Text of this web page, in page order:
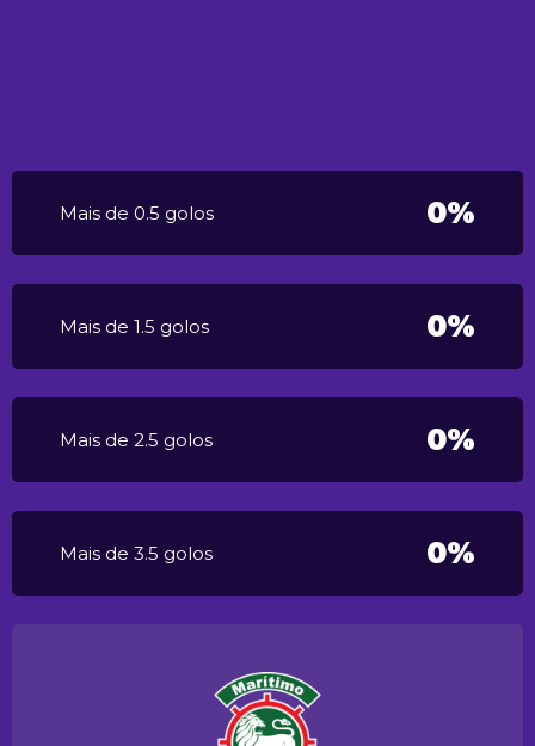
Mais de 0.5 golos 0%
Mais de 1.5 golos 0%
Mais de 2.5 golos 0%
Mais de 3.5 golos 0%